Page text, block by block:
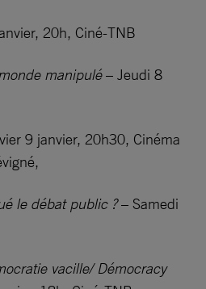
20h, Ciné-TNB
manipulé– Jeudi 8
9 janvier, 20h30, Cinéma
le débat public ?– Samedi
vacille/ Démocracy